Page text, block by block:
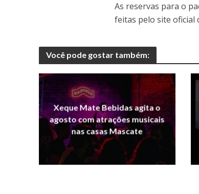
As reservas para o
feitas pelo site oficial
Você pode gostar também:
Xeque Mate Bebidas agita o
agosto com atrações musicais
nas casas Mascate